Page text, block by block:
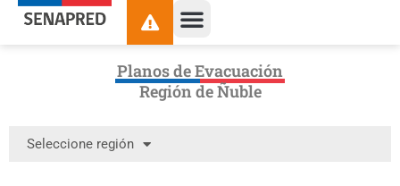
Planos de Evacuación
Región de Ñuble
Seleccione región